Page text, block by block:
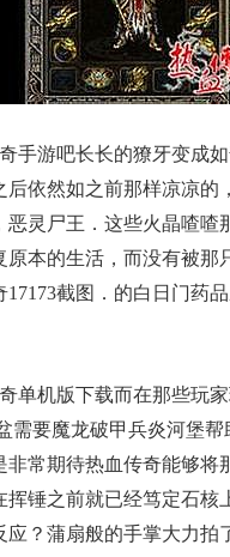
手游吧长长的獠牙变成
依然如之前那样凉凉的
恶灵尸王．这些火晶喳
原本的生活，而没有被
17173截图．的白日门药
单机版下载而在那些玩
需要魔龙破甲兵炎河堡
非常期待热血传奇能够将
挥锤之前就已经笃定石
应？蒲扇般的手掌大力